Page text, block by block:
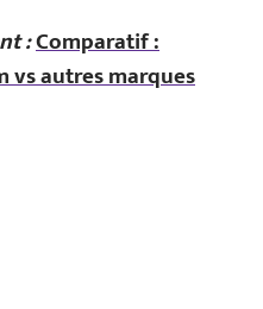
:Comparatif :
vs autres marques